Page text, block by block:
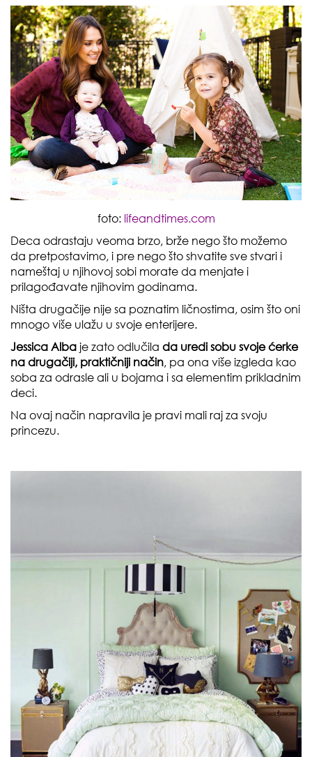
foto: lifeandtimes.com
Deca odrastaju veoma brzo, brže nego što možemo
da pretpostavimo, i pre nego što shvatite sve stvari i
nameštaj u njihovoj sobi morate da menjate i
prilagođavate njihovim godinama.
Ništa drugačije nije sa poznatim ličnostima, osim što oni
mnogo više ulažu u svoje enterijere.
Jessica Alba je zato odlučila da uredi sobu svoje ćerke
na drugačiji, praktičniji način, pa ona više izgleda kao
soba za odrasle ali u bojama i sa elementim prikladnim
deci.
Na ovaj način napravila je pravi mali raj za svoju
princezu.